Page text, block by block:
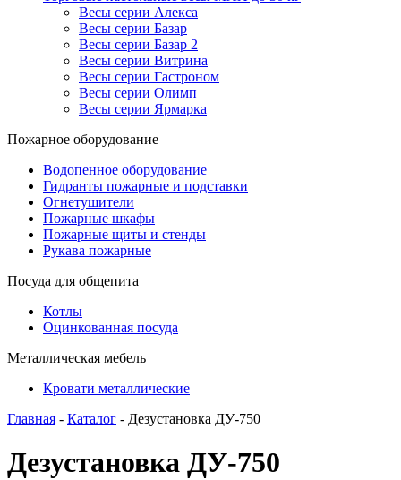
Весы серии Алекса
Весы серии Базар
Весы серии Базар 2
Весы серии Витрина
Весы серии Гастроном
Весы серии Олимп
Весы серии Ярмарка
Пожарное оборудование
Водопенное оборудование
Гидранты пожарные и подставки
Огнетушители
Пожарные шкафы
Пожарные щиты и стенды
Рукава пожарные
Посуда для общепита
Котлы
Оцинкованная посуда
Металлическая мебель
Кровати металлические
Главная - Каталог - Дезустановка ДУ-750
Дезустановка ДУ-750